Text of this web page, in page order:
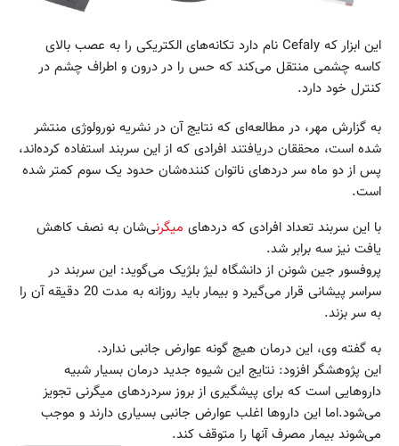
این ابزار که Cefaly نام دارد تکانه‌های الکتریکی را به عصب بالای
کاسه چشمی منتقل می‌کند که حس را در درون و اطراف چشم در
کنترل خود دارد.
به گزارش مهر، در مطالعه‌ای که نتایج آن در نشریه نورولوژی منتشر
شده است، محققان دریافتند افرادی که از این سربند استفاده کرده‌اند،
پس از دو ماه سر دردهای ناتوان کننده‌شان حدود یک سوم کمتر شده
است.
با این سربند تعداد افرادی که دردهای میگرنی‌شان به نصف کاهش
یافت نیز سه برابر شد.
پروفسور جین شونن از دانشگاه لیژ بلژیک می‌گوید: این سربند در
سراسر پیشانی قرار می‌گیرد و بیمار باید روزانه به مدت 20 دقیقه آن را
به سر بزند.
به گفته وی، این درمان هیچ گونه عوارض جانبی ندارد.
این پژوهشگر افزود: نتایج این شیوه جدید درمان بسیار شبیه
داروهایی است که برای پیشگیری از بروز سردردهای میگرنی تجویز
می‌شود.اما این داروها اغلب عوارض جانبی بسیاری دارند و موجب
می‌شوند بیمار مصرف آنها را متوقف کند.